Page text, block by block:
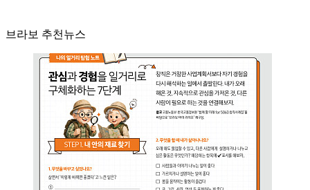
브라보 추천뉴스